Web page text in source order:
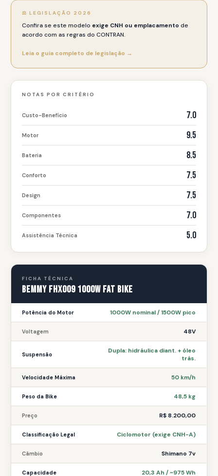
⚖️ LEGISLAÇÃO 2026
Confira se este modelo exige CNH ou emplacamento de
acordo com as regras do CONTRAN.
Leia o guia completo de legislação →
NOTAS POR CRITÉRIO
Custo-Benefício 7.0
Motor 9.5
Bateria 8.5
Conforto 7.5
Design 7.5
Componentes 7.0
Assistência Técnica 5.0
FICHA TÉCNICA
Bemmy FHX009 1000W Fat Bike
Potência do Motor 1000W nominal / 1500W pico
Voltagem 48V
Suspensão
Dupla: hidráulica diant. + óleo
trás.
Velocidade Máxima 50 km/h
Peso da Bike 48,5 kg
Preço R$ 8.200,00
Classificação Legal Ciclomotor (exige CNH-A)
Câmbio Shimano 7v
Capacidade 20,3 Ah / ~975 Wh